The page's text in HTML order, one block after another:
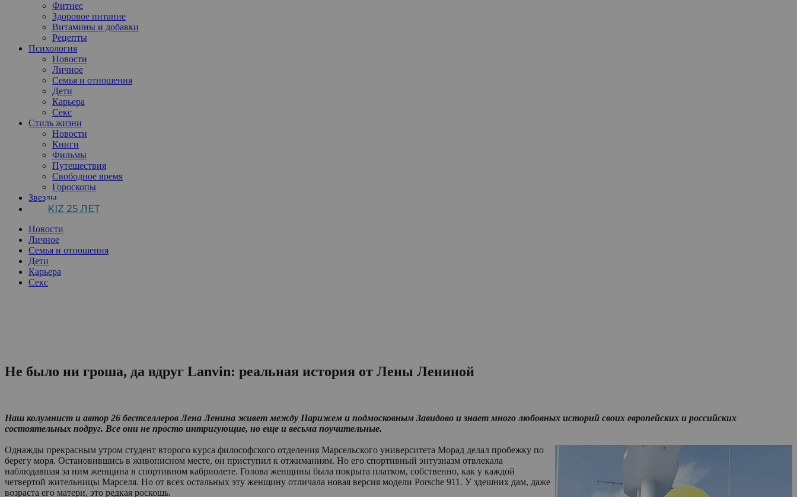
Фитнес
Здоровое питание
Витамины и добавки
Рецепты
Психология
Новости
Личное
Семья и отношения
Дети
Карьера
Секс
Стиль жизни
Новости
Книги
Фильмы
Путешествия
Свободное время
Гороскопы
Звезды
KIZ 25 ЛЕТ
Новости
Личное
Семья и отношения
Дети
Карьера
Секс
Не было ни гроша, да вдруг Lanvin: реальная история от Лены Лениной
Наш колумнист и автор 26 бестселлеров Лена Ленина живет между Парижем и подмосковным Завидово и знает много любовных историй своих европейских и российских
состоятельных подруг. Все они не просто интригующие, но еще и весьма поучительные.
Однажды прекрасным утром студент второго курса философского отделения Марсельского университета Морад делал пробежку по
берегу моря. Остановившись в живописном месте, он приступил к отжиманиям. Но его спортивный энтузиазм отвлекала
наблюдавшая за ним женщина в спортивном кабриолете. Голова женщины была покрыта платком, собственно, как у каждой
четвертой жительницы Марселя. Но от всех остальных эту женщину отличала новая версия модели Porsche 911. У здешних дам, даже
возраста его матери, это редкая роскошь.